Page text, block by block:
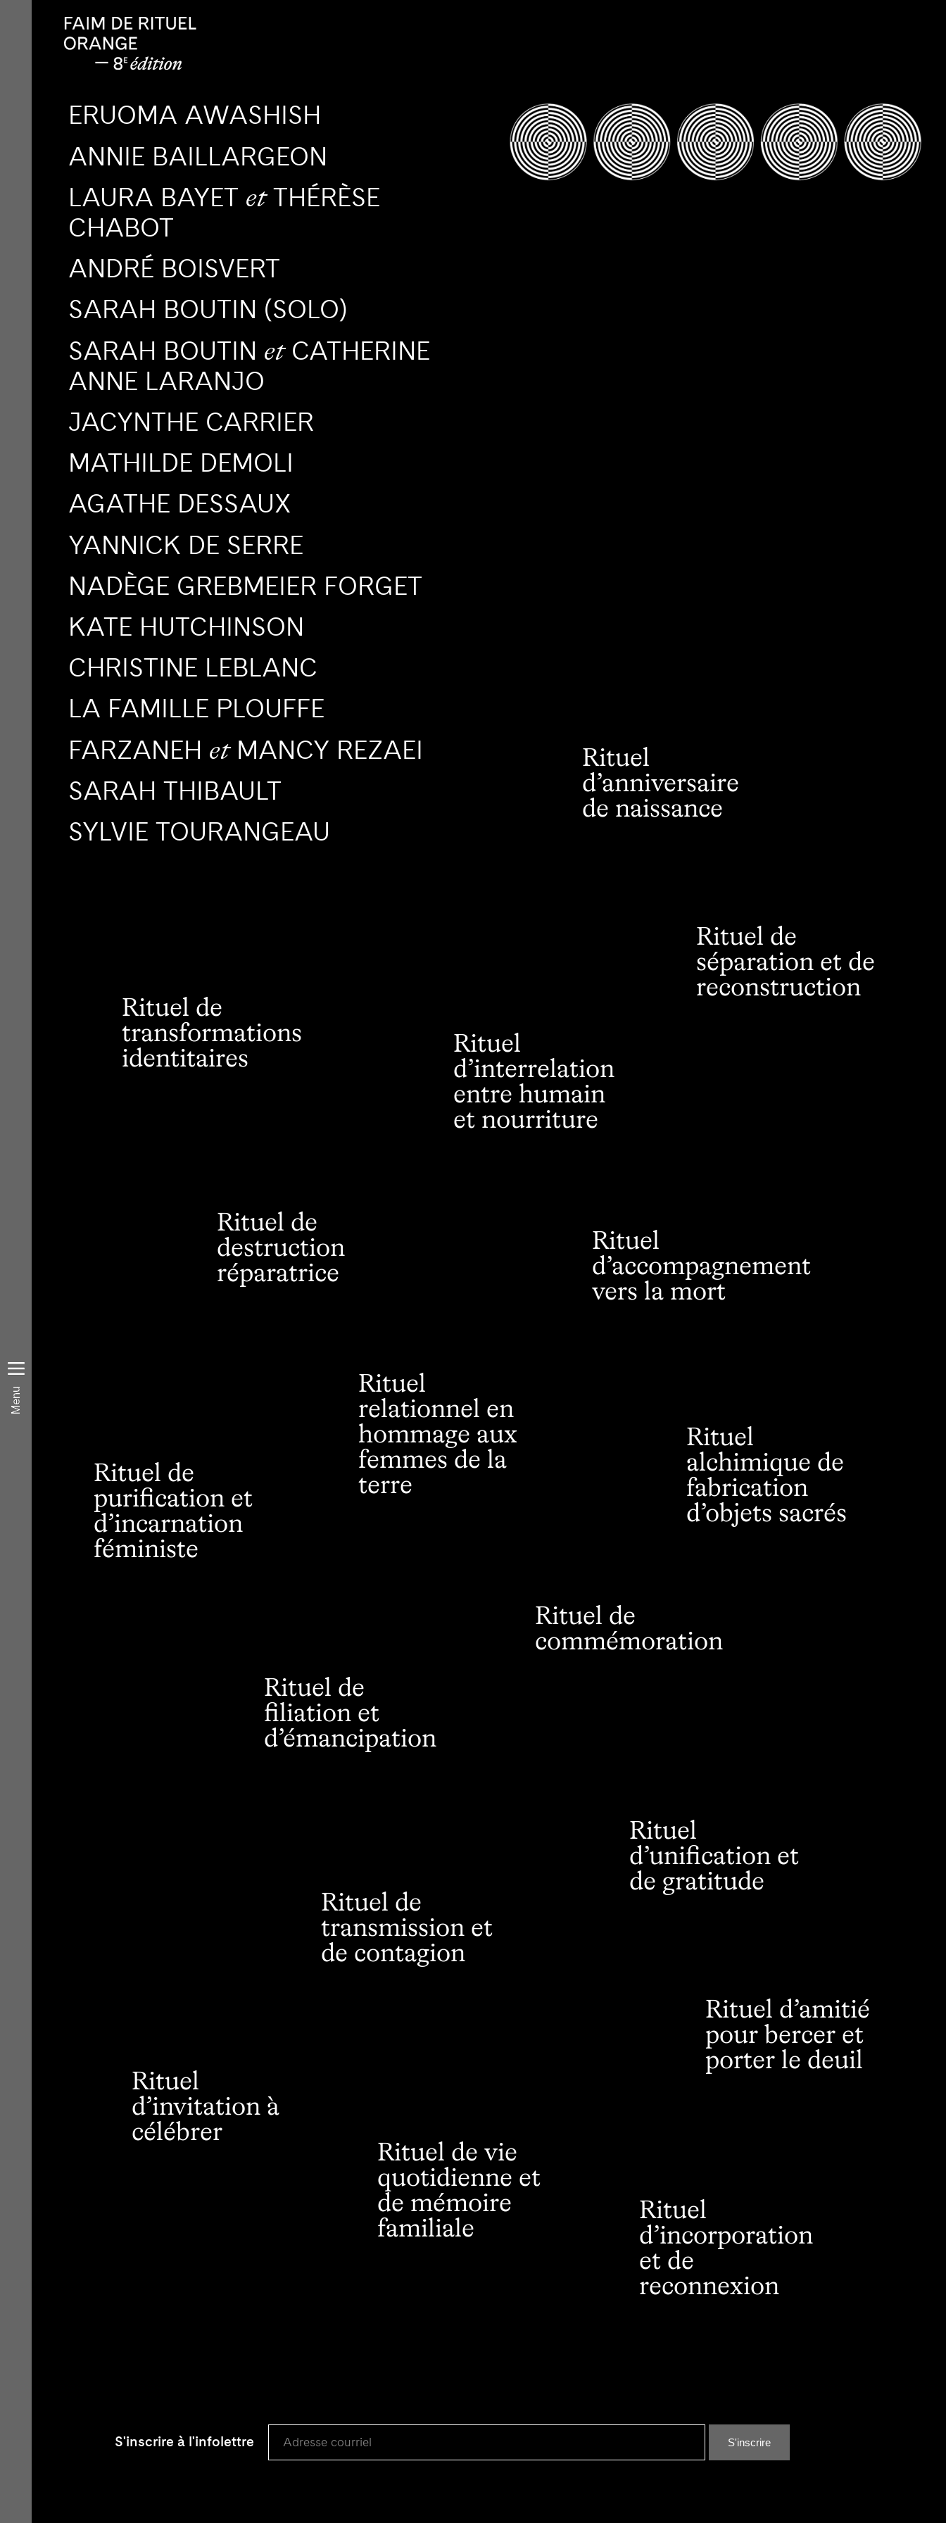
Menu
ERUOMA AWASHISH
ANNIE BAILLARGEON
LAURA BAYET etTHÉRÈSE
CHABOT
ANDRÉ BOISVERT
SARAH BOUTIN (SOLO)
SARAH BOUTIN etCATHERINE
ANNE LARANJO
JACYNTHE CARRIER
MATHILDE DEMOLI
AGATHE DESSAUX
YANNICK DE SERRE
NADÈGE GREBMEIER FORGET
KATE HUTCHINSON
CHRISTINE LEBLANC
LA FAMILLE PLOUFFE
FARZANEH etMANCY REZAEI
SARAH THIBAULT
SYLVIE TOURANGEAU
Rituel
d’anniversaire
de naissance
Rituel de
transformations
identitaires
Rituel
d’interrelation
entre humain
et nourriture
Rituel de
séparation et de
reconstruction
Rituel de
destruction
réparatrice
Rituel
d’accompagnement
vers la mort
Rituel de
purification et
d’incarnation
féministe
Rituel
relationnel en
hommage aux
femmes de la
terre
Rituel
alchimique de
fabrication
d’objets sacrés
Rituel de
filiation et
d’émancipation
Rituel de
commémoration
Rituel de
transmission et
de contagion
Rituel
d’unification et
de gratitude
Rituel
d’invitation à
célébrer
Rituel de vie
quotidienne et
de mémoire
familiale
Rituel d’amitié
pour bercer et
porter le deuil
Rituel
d’incorporation
et de
reconnexion
S'inscrire à l'infolettre